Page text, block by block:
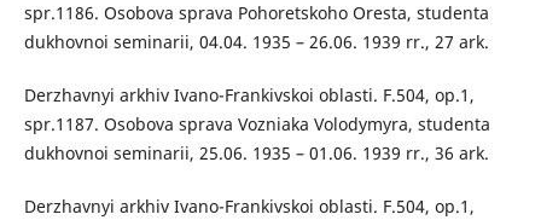
spr.1186. Osobova sprava Pohoretskoho Oresta, studenta
dukhovnoi seminarii, 04.04. 1935 – 26.06. 1939 rr., 27 ark.
Derzhavnyi arkhiv Ivano-Frankivskoi oblasti. F.504, op.1,
spr.1187. Osobova sprava Vozniaka Volodymyra, studenta
dukhovnoi seminarii, 25.06. 1935 – 01.06. 1939 rr., 36 ark.
Derzhavnyi arkhiv Ivano-Frankivskoi oblasti. F.504, op.1,